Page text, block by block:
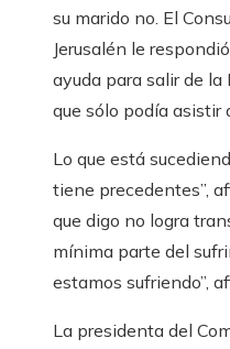
su marido no. El
Jerusalén le
ayuda para salir de la
que sólo podía asistir
Lo que está
tiene precedentes”,
que digo no logra
mínima parte del
estamos sufriendo”,
La presidenta del